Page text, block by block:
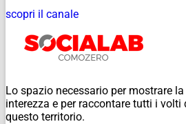
scopri il canale
Lo spazio necessario per mostrare
interezza e per raccontare tutti i volti
questo territorio.